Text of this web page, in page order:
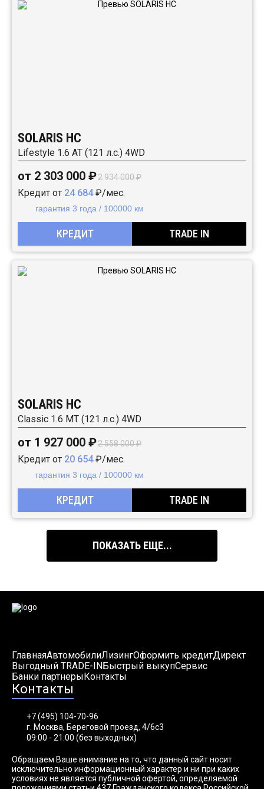
SOLARIS HC
Lifestyle 1.6 AT (121 л.с.) 4WD
от 2 303 000 ₽2 934 000 ₽
Кредит от 24 684₽/мес.
гарантия 3 года / 100000 км
КРЕДИТ TRADE IN
SOLARIS HC
Classic 1.6 MT (121 л.с.) 4WD
от 1 927 000 ₽2 558 000 ₽
Кредит от 20 654₽/мес.
гарантия 3 года / 100000 км
КРЕДИТ TRADE IN
ПОКАЗАТЬ ЕЩЕ...
ГлавнаяАвтомобилиЛизингОформить кредитДирект
Выгодный TRADE-INБыстрый выкупСервис
Банки партнерыКонтакты
Контакты
+7 (495) 104-70-96
г. Москва, Береговой проезд, 4/6с3
09:00 - 21:00 (без выходных)
Обращаем Ваше внимание на то, что данный сайт носит
исключительно информационный характер и ни при каких
условиях не является публичной офертой, определяемой